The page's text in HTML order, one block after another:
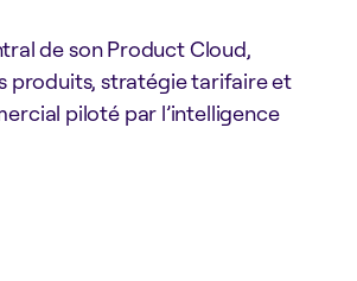
de son Product Cloud,
produits, stratégie tarifaire et
piloté par l’intelligence